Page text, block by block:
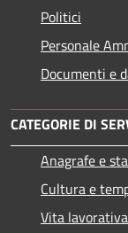
Politici
Personale
Documenti e
CATEGORIE DI
Anagrafe e
Cultura e
Vita lavorativa